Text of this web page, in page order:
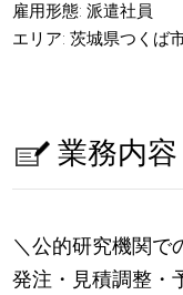
雇用形態: 派遣社員
エリア: 茨城県つくば
業務内容
＼公的研究機関で
発注・見積調整・